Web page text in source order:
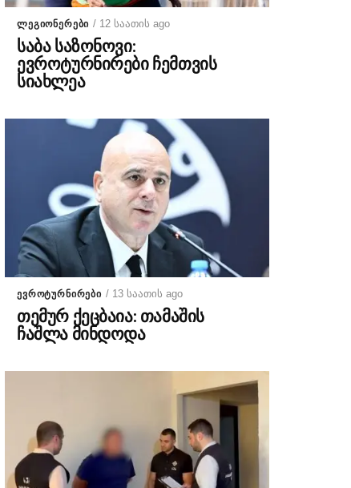
ᲚᲔᲒᲘᲝᲜᲔᲠᲔᲑᲘ / 12 საათის ago
საბა საზონოვი:
ევროტურნირები ჩემთვის
სიახლეა
ᲔᲕᲠᲝᲢᲣᲠᲜᲘᲠᲔᲑᲘ / 13 საათის ago
თემურ ქეცბაია: თამაშის
ჩაშლა მინდოდა